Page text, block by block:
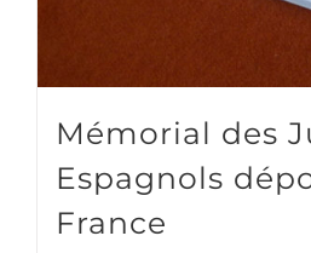
Mémorial des
Espagnols
France